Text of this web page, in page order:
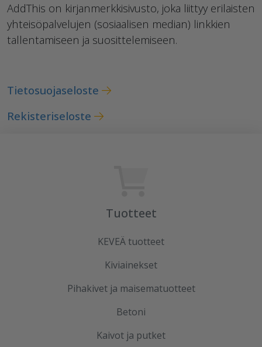
AddThis on kirjanmerkkisivusto, joka liittyy erilaisten
yhteisöpalvelujen (sosiaalisen median) linkkien
tallentamiseen ja suosittelemiseen.
Tietosuojaseloste
Rekisteriseloste
Tuotteet
KEVEÄ tuotteet
Kiviainekset
Pihakivet ja maisematuotteet
Betoni
Kaivot ja putket